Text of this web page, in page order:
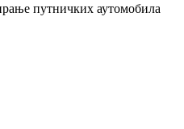
путничких аутомобила